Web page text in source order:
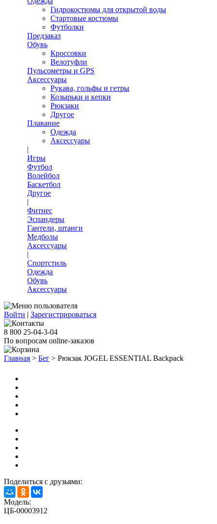
Гидрокостюмы для открытой воды
Стартовые костюмы
Футболки
Предзаказ
Обувь
Кроссовки
Велотуфли
Пульсометры и GPS
Аксессуары
Рукава, гольфы и гетры
Козырьки и кепки
Рюкзаки
Другое
Плавание
Одежда
Аксессуары
|
Игры
Футбол
Волейбол
Баскетбол
Другое
|
Фитнес
Эспандеры
Гантели, штанги
Медболы
Аксессуары
|
Спортстиль
Одежда
Обувь
Аксессуары
Войти | Зарегистрироваться
8 800 25-04-3-04
По вопросам online-заказов
Главная > Бег > Рюкзак JOGEL ESSENTIAL Backpack
Поделиться с друзьями:
Модель:
ЦБ-00003912